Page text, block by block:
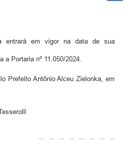
entrará em vigor na data de sua
a Portaria nº 11.050/2024.
Prefeito Antônio Alceu Zielonka, em